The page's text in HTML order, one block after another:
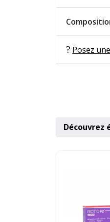
Posez
Découvrez